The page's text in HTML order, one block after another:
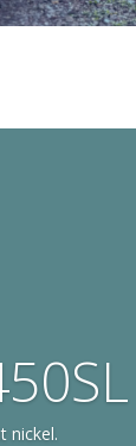
nickel.